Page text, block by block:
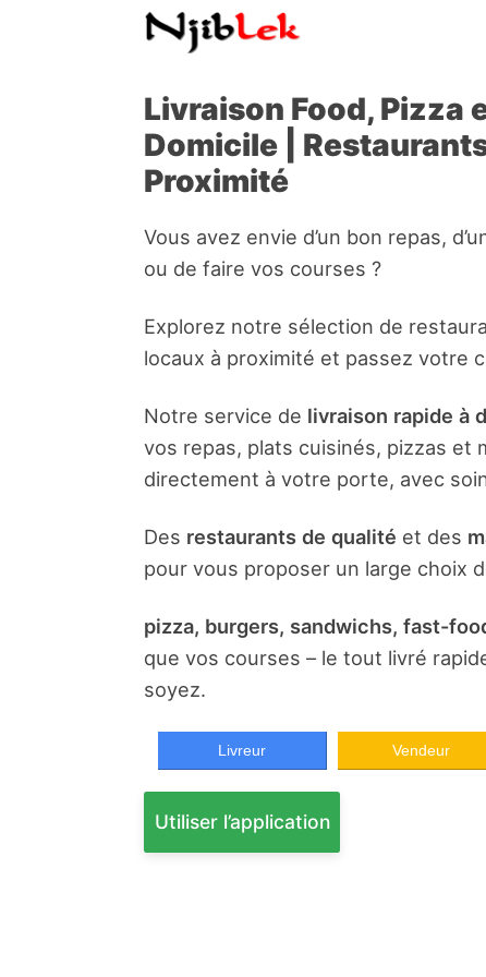
Livraison Food, Pizza
Domicile |
Proximité
Vous avez envie d’un bon repas,
ou de faire vos courses ?
Explorez notre sélection de
locaux à proximité et passez votre
Notre service de livraison rapide à
vos repas, plats cuisinés, pizzas et
directement à votre porte, avec
Des restaurants de qualité et des
pour vous proposer un large choix
pizza, burgers, sandwichs, fast-
que vos courses – le tout livré
soyez.
Livreur Vendeur
Utiliser l’application